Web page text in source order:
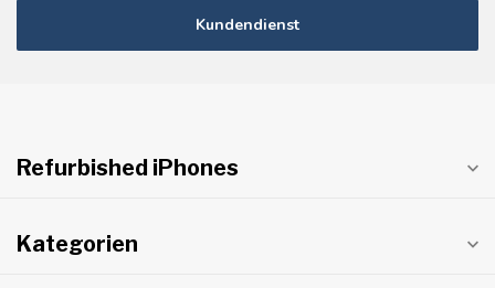
Kundendienst
Refurbished iPhones
Kategorien